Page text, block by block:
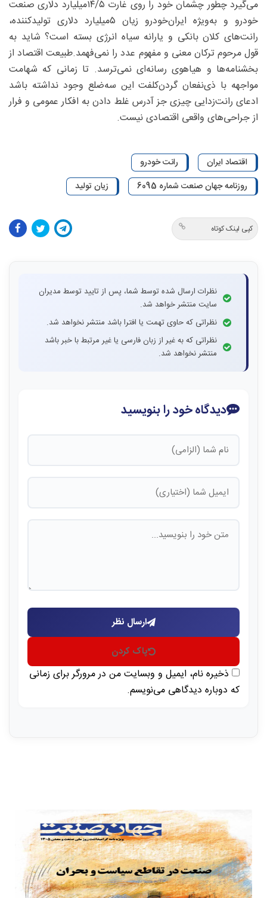
می‌گیرد چطور چشمان خود را روی غارت ۵/‏۱۴‌میلیارد دلاری صنعت
خودرو و به‌ویژه ایران‌خودرو زیان ۵‌میلیارد دلاری تولیدکننده،
رانت‌های کلان بانکی و یارانه سیاه انرژی بسته است؟ شاید به
قول مرحوم ترکان معنی و مفهوم عدد را نمی‌فهمد.طبیعت اقتصاد از
بخشنامه‌ها و هیاهوی رسانه‌ای نمی‌ترسد. تا زمانی که شهامت
مواجهه با ذی‌نفعان گردن‌کلفت این سه‌ضلع وجود نداشته باشد
ادعای رانت‌زدایی چیزی جز آدرس غلط دادن به افکار عمومی و فرار
از جراحی‌های واقعی اقتصادی نیست.
اقتصاد ایران
رانت خودرو
روزنامه جهان صنعت شماره 6095
زیان تولید
کپی لینک کوتاه
نظرات ارسال شده توسط شما، پس از تایید توسط مدیران
سایت منتشر خواهد شد.
نظراتی که حاوی تهمت یا افترا باشد منتشر نخواهد شد.
نظراتی که به غیر از زبان فارسی یا غیر مرتبط با خبر باشد
منتشر نخواهد شد.
دیدگاه خود را بنویسید
ارسال نظر
پاک کردن
ذخیره نام، ایمیل و وبسایت من در مرورگر برای زمانی
که دوباره دیدگاهی می‌نویسم.